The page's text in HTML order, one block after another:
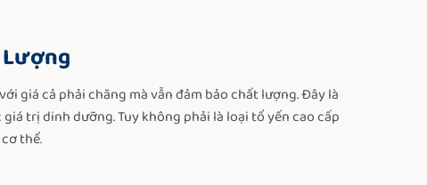
Lượng
giá cả phải chăng mà vẫn đảm bảo chất lượng. Đây là
trị dinh dưỡng. Tuy không phải là loại tổ yến cao cấp
thể.